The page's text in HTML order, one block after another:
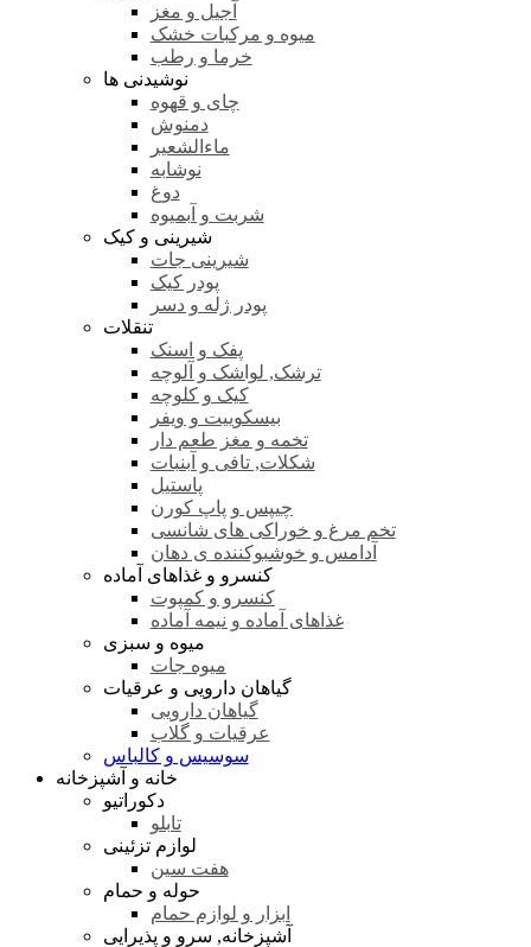
آجیل و مغز
میوه و مرکبات خشک
خرما و رطب
نوشیدنی ها
چای و قهوه
دمنوش
ماءالشعیر
نوشابه
دوغ
شربت و آبمیوه
شیرینی و کیک
شیرینی جات
پودر کیک
پودر ژله و دسر
تنقلات
پفک و اسنک
ترشک, لواشک و آلوچه
کیک و کلوچه
بیسکوییت و ویفر
تخمه و مغز طعم دار
شکلات, تافی و آبنبات
پاستیل
چیپس و پاپ کورن
تخم مرغ و خوراکی های شانسی
آدامس و خوشبوکننده ی دهان
کنسرو و غذاهای آماده
کنسرو و کمپوت
غذاهای آماده و نیمه آماده
میوه و سبزی
میوه جات
گیاهان دارویی و عرقیات
گیاهان دارویی
عرقیات و گلاب
سوسیس و کالباس
خانه و آشپزخانه
دکوراتیو
تابلو
لوازم تزئینی
هفت سین
حوله و حمام
ابزار و لوازم حمام
آشپزخانه, سرو و پذیرایی